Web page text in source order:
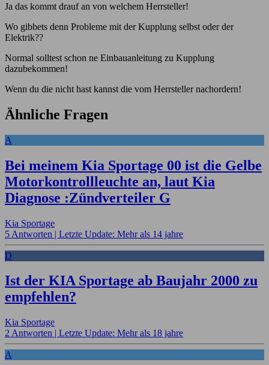
Ja das kommt drauf an von welchem Herrsteller!
Wo gibbets denn Probleme mit der Kupplung selbst oder der
Elektrik??
Normal solltest schon ne Einbauanleitung zu Kupplung
dazubekommen!
Wenn du die nicht hast kannst die vom Herrsteller nachordern!
Ähnliche Fragen
A
Bei meinem Kia Sportage 00 ist die Gelbe
Motorkontrollleuchte an, laut Kia
Diagnose :Zündverteiler G
Kia Sportage
5 Antworten | Letzte Update: Mehr als 14 jahre
D
Ist der KIA Sportage ab Baujahr 2000 zu
empfehlen?
Kia Sportage
2 Antworten | Letzte Update: Mehr als 18 jahre
A